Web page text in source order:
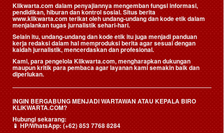
Klikwarta.com dalam penyajiannya mengemban fungsi informasi,
pendidikan, hiburan dan kontrol sosial. Situs berita
www.klikwarta.com terikat oleh undang-undang dan kode etik dalam
menjalankan tugas jurnalistik sehari-hari.
Selain itu, undang-undang dan kode etik itu juga menjadi panduan
kerja redaksi dalam hal memproduksi berita agar sesuai dengan
kaidah jurnalistik, mencerdaskan dan profesional.
Kami, para pengelola Klikwarta.com, mengharapkan dukungan
maupun kritik para pembaca agar layanan kami semakin baik dan
diperlukan.
INGIN BERGABUNG MENJADI WARTAWAN ATAU KEPALA BIRO
KLIKWARTA.COM?
Hubungi sekarang:
📱HP/WhatsApp:(+62) 853 7768 8284